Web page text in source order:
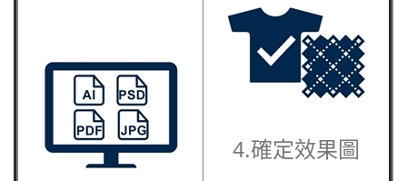
4.確定效果圖